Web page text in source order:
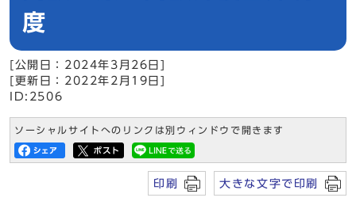
度
[公開日：2024年3月26日]
[更新日：2022年2月19日]
ID:2506
ソーシャルサイトへのリンクは別ウィンドウで開きます
印刷 大きな文字で印刷